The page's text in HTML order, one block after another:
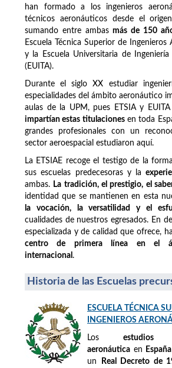
han formado a los ingenieros
técnicos aeronáuticos desde el
sumando entre ambasmás de 150
Escuela Técnica Superior de Ingenieros
y la Escuela Universitaria de Ingeniería
(EUITA).
Durante el siglo XX estudiar
especialidades del ámbito aeronáutico
aulas de la UPM, pues ETSIA y
impartían estas titulacionesen toda
grandes profesionales con un
sector aeroespacial estudiaron aquí.
La ETSIAE recoge el testigo de la
sus escuelas predecesoras y la
ambas. La tradición, el prestigio, el
identidad que se mantienen en esta
la vocación, la versatilidad y el
cualidades de nuestros egresados. En
especializada y de calidad que ofrece,
centro de primera línea en el
internacional .
Historia de las Escuelas
ESCUELA TÉCNICA
INGENIEROS
Los estudios
aeronáutica en España
un
Real Decreto de